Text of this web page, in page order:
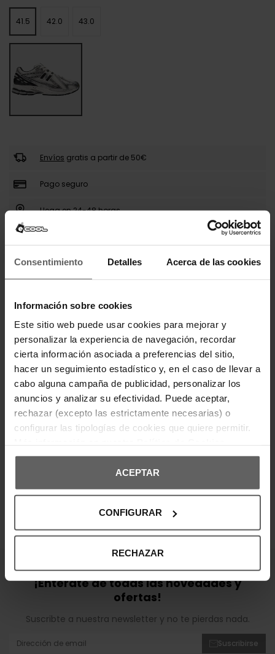
Consentimiento Detalles Acerca de las cookies
Información sobre cookies
Este sitio web puede usar cookies para mejorar y
personalizar la experiencia de navegación, recordar
cierta información asociada a preferencias del sitio,
hacer un seguimiento estadístico y, en el caso de llevar a
cabo alguna campaña de publicidad, personalizar los
anuncios y analizar su efectividad. Puede aceptar,
rechazar (excepto las estrictamente necesarias) o
configurar las tipologías de cookies que quiere permitir.
ACEPTAR
CONFIGURAR
RECHAZAR
41.5 42.0 43.0
Envíos gratis a partir de 50€
Pago seguro
Llega en 24-48 horas
diseño retro-running con tecnología de alto
malla con refuerzos sintéticos que aportan
transpirabilidad y estructura. Equipadas con
amortiguación ABZORB y suela N-ergy, ofrecen una
pisada cómoda y reactiva. Su estética técnica y
su construcción robusta las hacen ideales para el
uso diario con estilo deportivo.
DETALLES DEL PRODUCTO
INFORMACIÓN ENVÍOS
OPINIONES DE CLIENTES
¡Entérate de todas las novedades y
ofertas!
Suscribte a nuestra newsletter y no te pierdas nada.
Suscribirse